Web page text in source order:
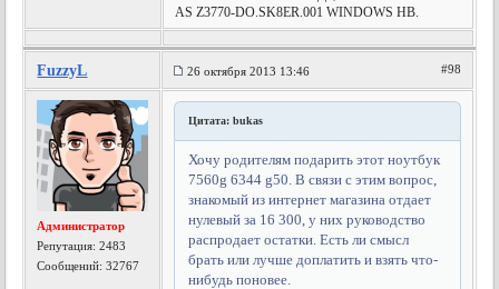
AS Z3770-DO.SK8ER.001 WINDOWS HB.
FuzzyL 26 октября 2013 13:46 #98
Администратор
Репутация:2483
Сообщений: 32767
Цитата: bukas
Хочу родителям подарить этот ноутбук
7560g 6344 g50. В связи с этим вопрос,
знакомый из интернет магазина отдает
нулевый за 16 300, у них руководство
распродает остатки. Есть ли смысл
брать или лучше доплатить и взять что-
нибудь поновее.